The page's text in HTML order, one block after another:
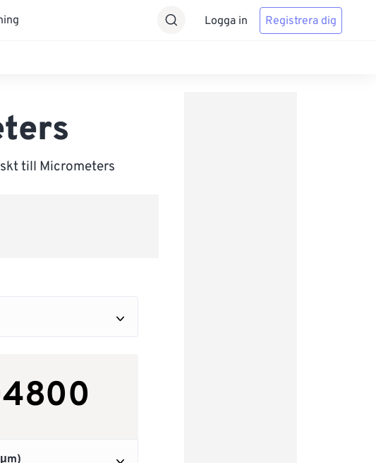
Logga in Registrera dig
till Micrometers